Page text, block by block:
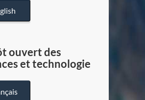
ouvert des
et technologie